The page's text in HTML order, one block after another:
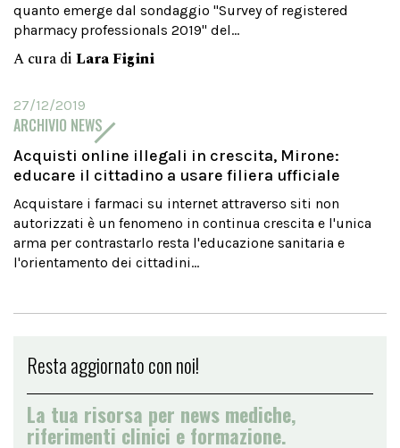
quanto emerge dal sondaggio "Survey of registered
pharmacy professionals 2019" del...
A cura di Lara Figini
27/12/2019
ARCHIVIO NEWS
Acquisti online illegali in crescita, Mirone:
educare il cittadino a usare filiera ufficiale
Acquistare i farmaci su internet attraverso siti non
autorizzati è un fenomeno in continua crescita e l'unica
arma per contrastarlo resta l'educazione sanitaria e
l'orientamento dei cittadini...
Resta aggiornato con noi!
La tua risorsa per news mediche,
riferimenti clinici e formazione.